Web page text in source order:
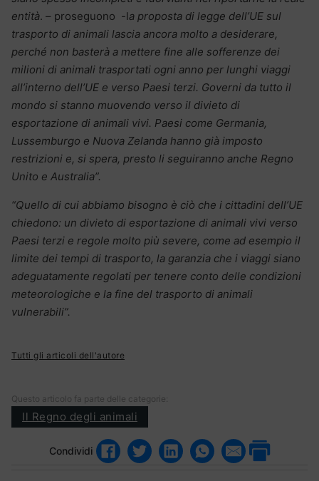
entità. – proseguono -la proposta di legge dell’UE sul
trasporto di animali lascia ancora molto a desiderare,
perché non basterà a mettere fine alle sofferenze dei
milioni di animali trasportati ogni anno per lunghi viaggi
all’interno dell’UE e verso Paesi terzi. Governi da tutto il
mondo si stanno muovendo verso il divieto di
esportazione di animali vivi. Paesi come Germania,
Lussemburgo e Nuova Zelanda hanno già imposto
restrizioni e, si spera, presto li seguiranno anche Regno
Unito e Australia”.
“Quello di cui abbiamo bisogno è ciò che i cittadini dell’UE
chiedono: un divieto di esportazione di animali vivi verso
Paesi terzi e regole molto più severe, come ad esempio il
limite dei tempi di trasporto, la garanzia che i viaggi siano
adeguatamente regolati per tenere conto delle condizioni
meteorologiche e la fine del trasporto di animali
vulnerabili”.
Tutti gli articoli dell'autore
Questo articolo fa parte delle categorie:
Il Regno degli animali
Condividi